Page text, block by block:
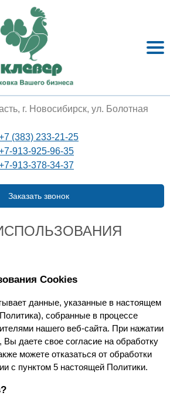
г. Новосибирск, ул. Болотная
(383) 233-21-25
913-925-96-35
913-378-34-37
Заказать звонок
Cookies
данные, указанные в настоящем
собранные в процессе
нашего веб-сайта. При нажатии
Вы даете свое согласие на обработку
можете отказаться от обработки
с пунктом 5 настоящей Политики.